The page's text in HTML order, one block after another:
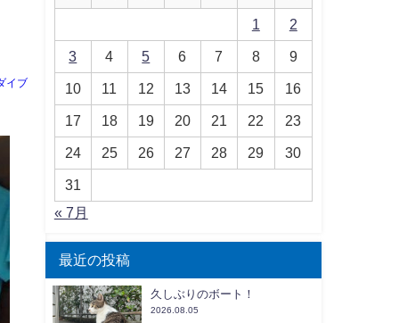
イブ
1 2
3 4 5 6 7 8 9
10 11 12 13 14 15 16
17 18 19 20 21 22 23
24 25 26 27 28 29 30
31
« 7月
最近の投稿
久しぶりのボート！
2026.08.05